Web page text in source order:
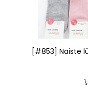
[#853] Naiste